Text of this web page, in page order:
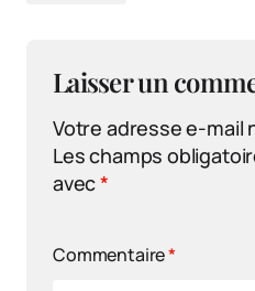
Laisser un
Votre adresse e-mail
Les champs
avec*
Commentaire*